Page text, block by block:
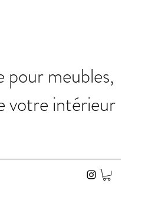
meubles,
votre intérieur